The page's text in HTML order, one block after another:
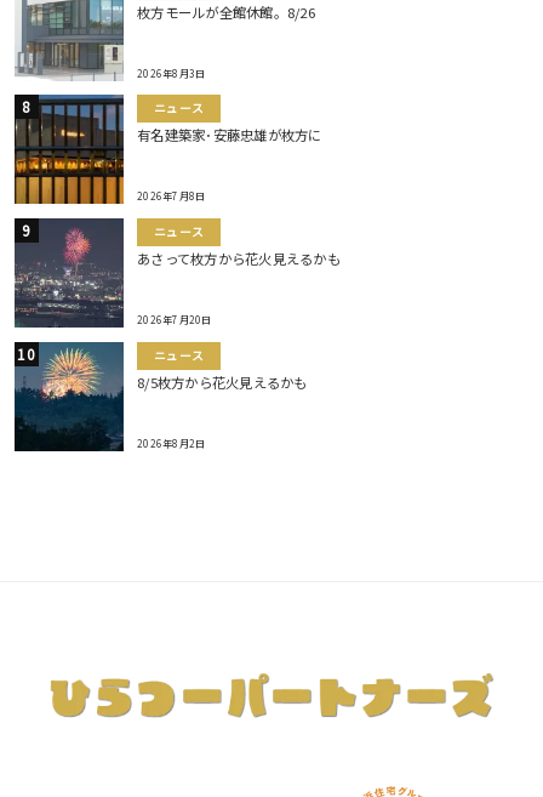
枚方モールが全館休館。8/26
2026年8月3日
ニュース
有名建築家･安藤忠雄が枚方に
2026年7月8日
ニュース
あさって枚方から花火見えるかも
2026年7月20日
ニュース
8/5枚方から花火見えるかも
2026年8月2日